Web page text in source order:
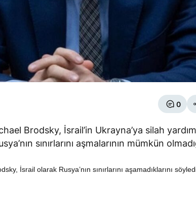
0
Brodsky, İsrail’in Ukrayna’ya silah
sınırlarını aşmalarının mümkün
İsrail olarak Rusya’nın sınırlarını aşamadıklarını